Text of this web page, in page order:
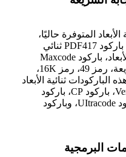
المتوفرة حاليًا،
أنظمة الباركود الأكثر شيوعًا هي: باركود PDF417 ثنائي
الأبعاد، باركود Datamatrix ثنائي الأبعاد، باركود Maxcode
ثنائي الأبعاد، رمز الاستجابة السريعة، رمز 49، رمز 16K،
الباركودات ثنائية الأبعاد
الشائعة، هناك أيضًا باركود Vericode، باركود CP، باركود
CodablockF، باركود Tianzi، باركود UItracode، وباركود
البرمجية